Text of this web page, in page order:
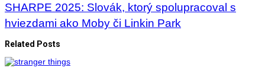
SHARPE 2025: Slovák, ktorý spolupracoval s
hviezdami ako Moby či Linkin Park
Related Posts